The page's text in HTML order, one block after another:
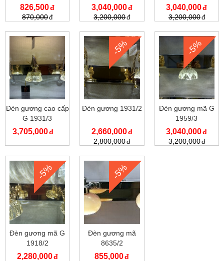
826,500
870,000
3,040,000
3,200,000
3,040,000
3,200,000
Đèn gương cao cấp
G 1931/3
3,705,000
-5%
Đèn gương 1931/2
2,660,000
2,800,000
-5%
Đèn gương mã G
1959/3
3,040,000
3,200,000
-5%
Đèn gương mã G
1918/2
2,280,000
-5%
Đèn gương mã
8635/2
855,000